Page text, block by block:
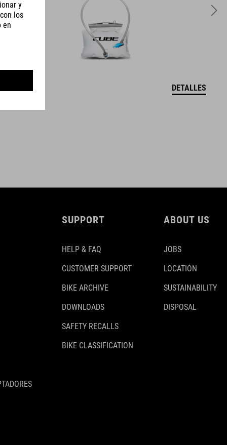
3 litres
DETALLES
SUPPORT
HELP & FAQ
CUSTOMER SUPPORT
BIKE ARCHIVE
DOWNLOADS
SAFETY RECALLS
BIKE CLASSIFICATION
ABOUT US
JOBS
LOCATION
SUSTAINABILITY
DISPOSAL